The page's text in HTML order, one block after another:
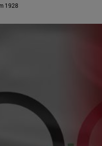
1928